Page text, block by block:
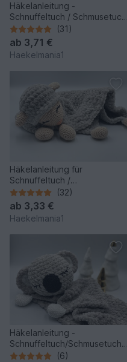
Häkelanleitung -
Schnuffeltuch / Schmusetuch
Reh
(31)
ab 3,71 €
Haekelmania1
Häkelanleitung für
Schnuffeltuch /
Schmuseschaf
(32)
ab 3,33 €
Haekelmania1
Häkelanleitung -
Schnuffeltuch/Schmusetuch
Koala "Sleepy"
(6)